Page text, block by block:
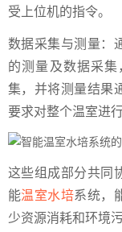
受上位机的指令。
数据采集与测量：
的测量及数据采
集，并将测量结果
要求对整个温室进
这些组成部分共同
能温室水培系统，
少资源消耗和环境污